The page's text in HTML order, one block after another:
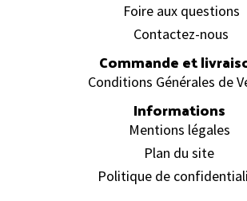
Foire aux questions
Contactez-nous
Commande et
Conditions Générales de
Informations
Mentions légales
Plan du site
Politique de